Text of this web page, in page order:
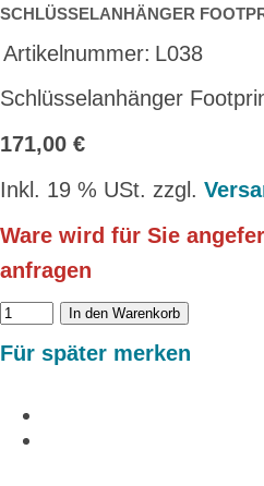
SCHLÜSSELANHÄNGER
Artikelnummer: L038
Schlüsselanhänger
171,00 €
Inkl. 19 % USt. zzgl.
Ware wird für Sie
anfragen
In den Warenkorb
Für später merken